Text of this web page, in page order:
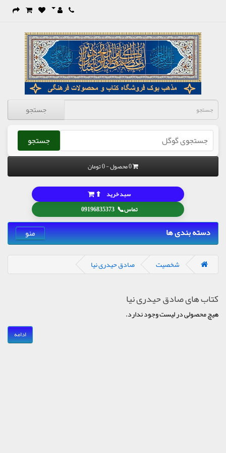
جستجو
جستجو
0 محصول - 0 تومان
تماس📞
09196835373
سبد خرید ⬆
دسته بندی ها منو
شخصیت صادق حیدری نیا
کتاب های صادق حیدری نیا
هیچ محصولی در لیست وجود ندارد.
ادامه